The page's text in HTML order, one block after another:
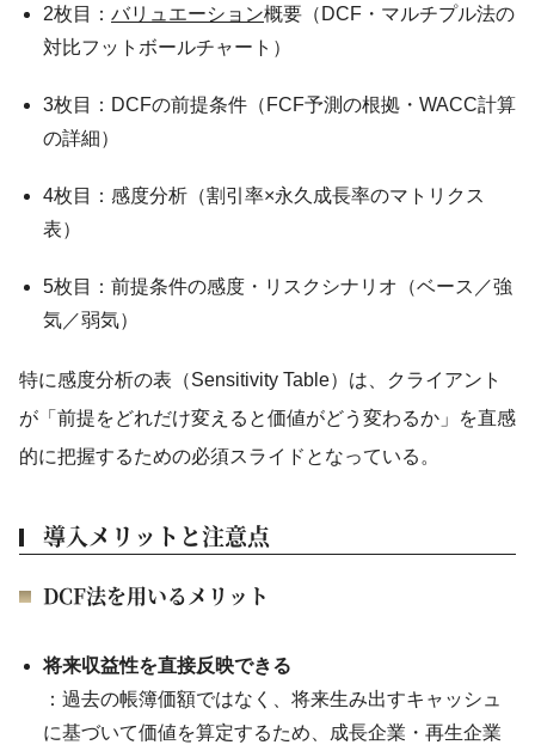
2枚目： バリュエーション概要（DCF・マルチプル法の
対比フットボールチャート）
3枚目：DCFの前提条件（FCF予測の根拠・WACC計算
の詳細）
4枚目：感度分析（割引率×永久成長率のマトリクス
表）
5枚目：前提条件の感度・リスクシナリオ（ベース／強
気／弱気）
特に感度分析の表（Sensitivity Table）は、クライアント
が「前提をどれだけ変えると価値がどう変わるか」を直感
的に把握するための必須スライドとなっている。
導入メリットと注意点
DCF法を用いるメリット
将来収益性を直接反映できる
：過去の帳簿価額ではなく、将来生み出すキャッシュ
に基づいて価値を算定するため、成長企業・再生企業